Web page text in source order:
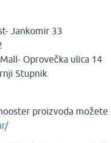
Jankomir 33
Oprovečka ulica 14
Stupnik
proizvoda